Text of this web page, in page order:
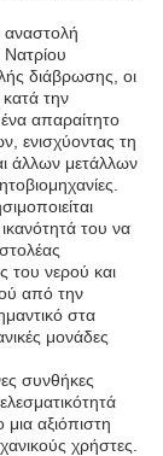
αναστολή
διάβρωσης, οι
κατά την
απαραίτητο
ενισχύοντας τη
άλλων μετάλλων
του να
του νερού και
από την
στα
μονάδες
συνθήκες
αξιόπιστη
χρήστες.